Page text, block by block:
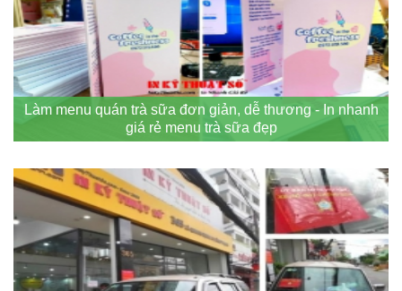
Làm menu quán trà sữa đơn giản, dễ thương - In nhanh
giá rẻ menu trà sữa đẹp